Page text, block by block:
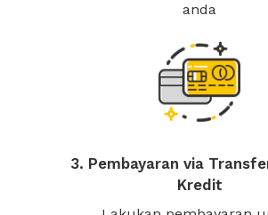
anda
3. Pembayaran via
Kredit